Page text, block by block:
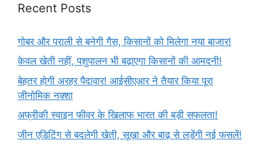
Recent Posts
गोबर और पराली से बनेगी गैस, किसानों को मिलेगा नया बाजार!
केवल खेती नहीं, पशुपालन भी बढ़ाएगा किसानों की आमदनी!
बेहतर होगी अरहर पैदावार! आईसीएआर ने तैयार किया पूरा
जीनोमिक नक्शा
अफ्रीकी स्वाइन फीवर के खिलाफ भारत की बड़ी सफलता!
जीन एडिटिंग से बदलेगी खेती, सूखा और बाढ़ से लड़ेंगी नई फसलें!